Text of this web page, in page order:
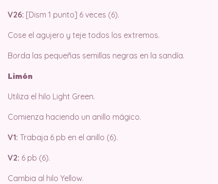
V26: [Dism 1 punto] 6 veces (6).
Cose el agujero y teje todos los extremos.
Borda las pequeñas semillas negras en la sandía.
Limón
Utiliza el hilo Light Green.
Comienza haciendo un anillo mágico.
V1: Trabaja 6 pb en el anillo (6).
V2: 6 pb (6).
Cambia al hilo Yellow.